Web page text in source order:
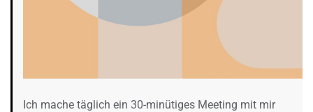
Ich mache täglich ein 30-minütiges Meeting mit mir